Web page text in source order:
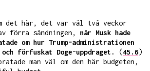
det här, det var väl två veckor
förra sändningen, när Musk hade
om hur Trump-administrationen
förfuskat Doge-uppdraget.
(45.6)
man väl om den här budgeten,